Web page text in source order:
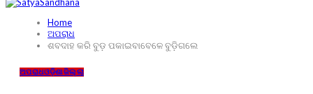
Home
ଅପରାଧ
ଶବଦାହ କରି ବୁଡ଼ ପକାଇବାବେଳେ ବୁଡ଼ିଗଲେ
ଅପରାଧଓଡ଼ିଶାଜିଲ୍ଲା